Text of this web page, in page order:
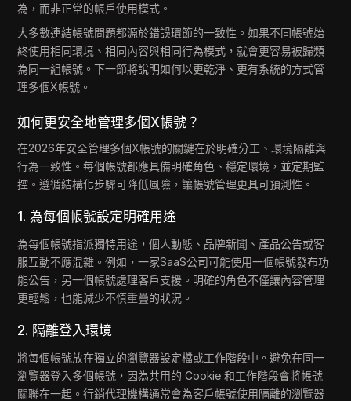
為，而非正常的帳戶使用模式。
大多數連結帳號問題都源於錯誤環節的一致性。如果不同帳號始
終使用相同環境、相同內容與相同行為模式，就會更容易被歸類
為同一組帳號。下一節將說明如何以更乾淨、更有系統的方式管
理多個X帳號。
如何更安全地管理多個X帳號？
在2026年安全管理多個X帳號的關鍵在於明確分工、環境隔離與
行為一致性。每個帳號都應具備明確角色、穩定環境，並定期監
控。遵循結構化步驟可降低風險，讓帳號管理更具可預測性。
1. 為每個帳號設定明確用途
為每個帳號指派獨特用途，個人動態、品牌新聞、產品公告或客
服互動不應混雜。例如，一家SaaS公司可能使用一個帳號發布功
能公告，另一個帳號處理客戶支援。明確的角色不僅讓內容管理
更輕鬆，也能減少不慎重疊的狀況。
2. 隔離登入環境
將每個帳號放在獨立的瀏覽器設定檔或工作階段中。避免在同一
瀏覽器登入多個帳號，因為共用的 Cookie 和工作階段會將帳號
關聯在一起。行銷代理機構通常會為客戶帳號使用隔離的瀏覽器